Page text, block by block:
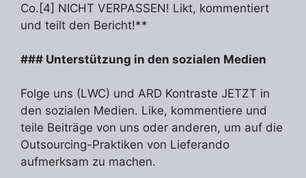
Co.[4] NICHT VERPASSEN! Likt, kommentiert
und teilt den Bericht!**
### Unterstützung in den sozialen Medien
Folge uns (LWC) und ARD Kontraste JETZT in
den sozialen Medien. Like, kommentiere und
teile Beiträge von uns oder anderen, um auf die
Outsourcing-Praktiken von Lieferando
aufmerksam zu machen.